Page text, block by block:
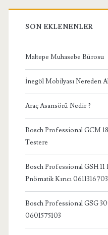
SON EKLENENLER
Maltepe Muhasebe Bürosu
İnegöl Mobilyası Nereden
Araç Asansörü Nedir ?
Bosch Professional GCM
Testere
Bosch Professional GSH 11
Pnömatik Kırıcı 0611316703
Bosch Professional GSG
0601575103